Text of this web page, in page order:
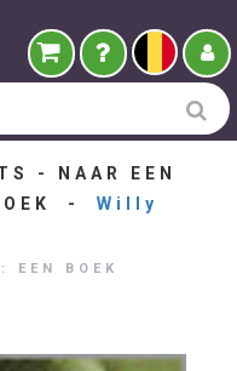
- NAAR EEN
- Willy
EEN BOEK